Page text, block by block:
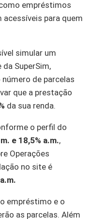
empréstimos
para quem
simular um
SuperSim,
de parcelas
que a prestação
da sua renda.
o perfil do
e 18,5% a.m.,
Operações
no site é
empréstimo e o
as parcelas. Além